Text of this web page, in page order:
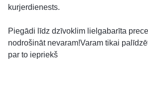
kurjerdienests.
Piegādi līdz dzīvoklim lielgabarīta
nodrošināt nevaram!Varam tikai
par to iepriekš